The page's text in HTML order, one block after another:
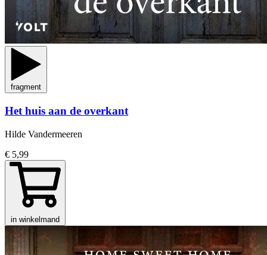
fragment
Het huis aan de overkant
Hilde Vandermeeren
€ 5,99
in winkelmand